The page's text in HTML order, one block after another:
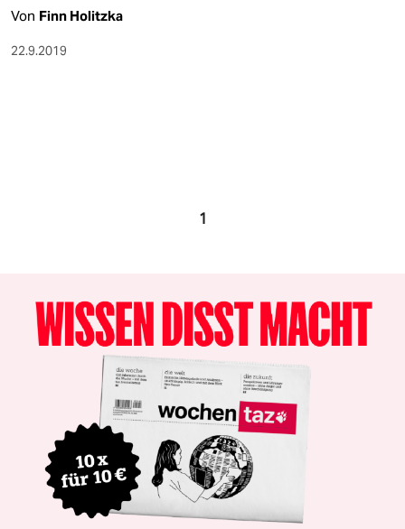
Von Finn Holitzka
22.9.2019
1